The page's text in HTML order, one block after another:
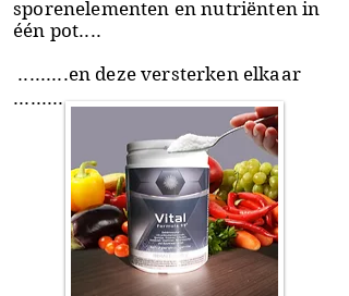
sporenelementen en nutriënten in
één pot....
.........en deze versterken elkaar
.........